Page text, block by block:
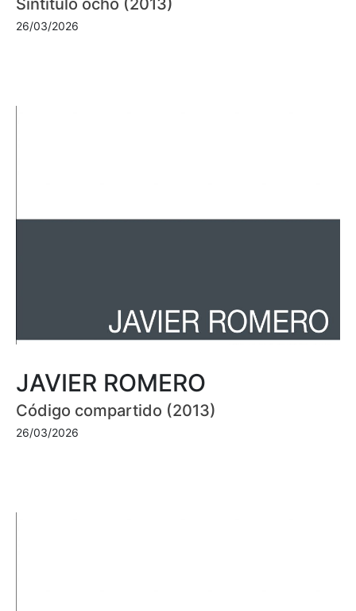
26/03/2026
JAVIER ROMERO
Código compartido (2013)
26/03/2026